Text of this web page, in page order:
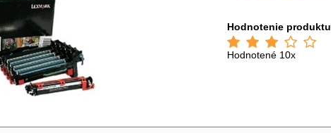
Hodnotenie produktu
Hodnotené 10x